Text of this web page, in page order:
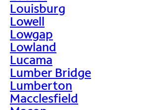
Louisburg
Lowell
Lowgap
Lowland
Lucama
Lumber Bridge
Lumberton
Macclesfield